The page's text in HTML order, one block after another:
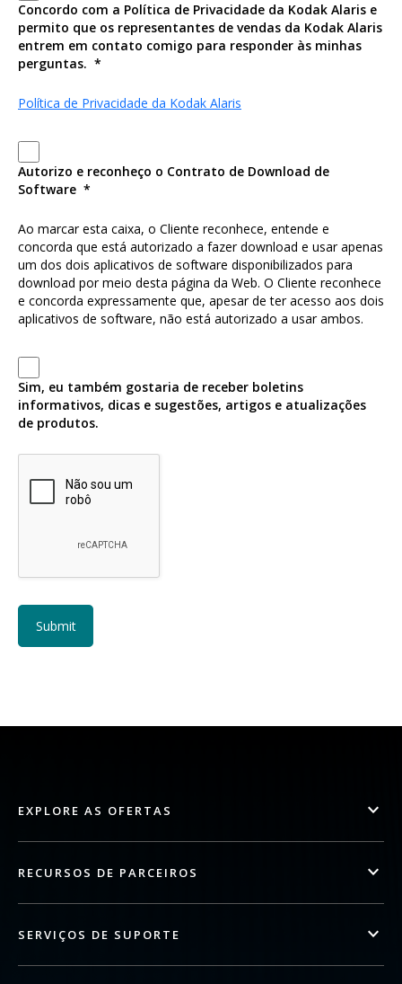
Concordo com a Política de Privacidade da Kodak Alaris e
permito que os representantes de vendas da Kodak Alaris
entrem em contato comigo para responder às minhas
perguntas.
Política de Privacidade da Kodak Alaris
Autorizo e reconheço o Contrato de Download de
Software
Ao marcar esta caixa, o Cliente reconhece, entende e
concorda que está autorizado a fazer download e usar apenas
um dos dois aplicativos de software disponibilizados para
download por meio desta página da Web. O Cliente reconhece
e concorda expressamente que, apesar de ter acesso aos dois
aplicativos de software, não está autorizado a usar ambos.
Sim, eu também gostaria de receber boletins
informativos, dicas e sugestões, artigos e atualizações
de produtos.
EXPLORE AS OFERTAS
RECURSOS DE PARCEIROS
SERVIÇOS DE SUPORTE